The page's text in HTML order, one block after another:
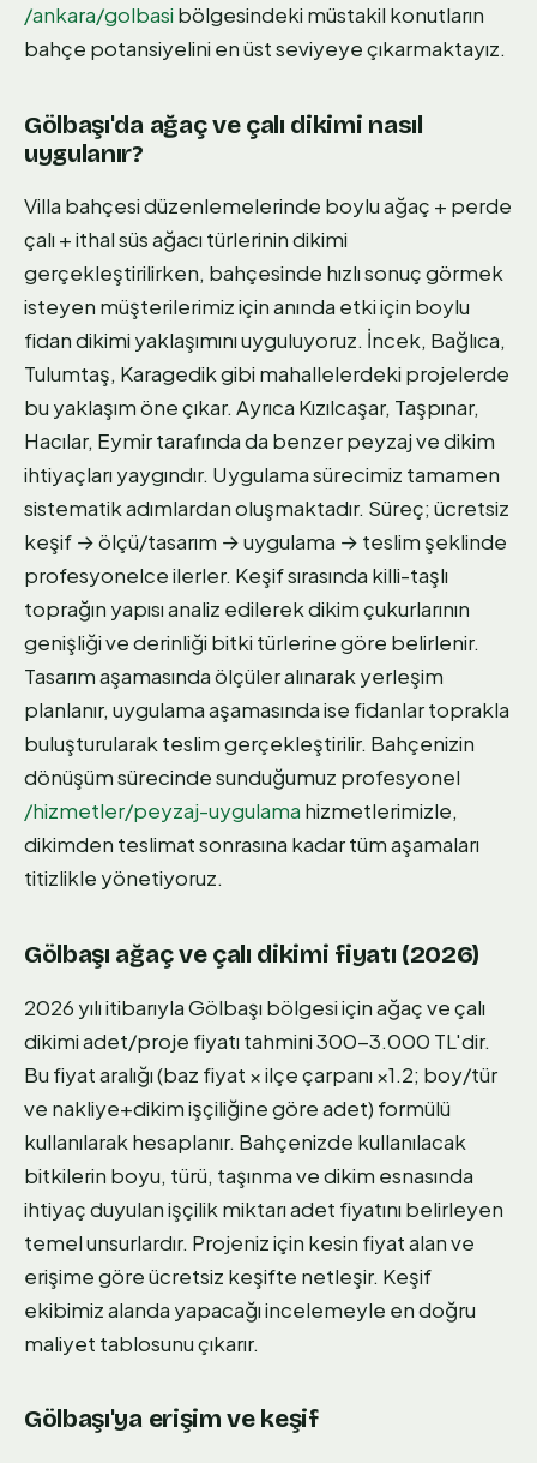
/ankara/golbasi bölgesindeki müstakil konutların
bahçe potansiyelini en üst seviyeye çıkarmaktayız.
Gölbaşı'da ağaç ve çalı dikimi nasıl
uygulanır?
Villa bahçesi düzenlemelerinde boylu ağaç + perde
çalı + ithal süs ağacı türlerinin dikimi
gerçekleştirilirken, bahçesinde hızlı sonuç görmek
isteyen müşterilerimiz için anında etki için boylu
fidan dikimi yaklaşımını uyguluyoruz. İncek, Bağlıca,
Tulumtaş, Karagedik gibi mahallelerdeki projelerde
bu yaklaşım öne çıkar. Ayrıca Kızılcaşar, Taşpınar,
Hacılar, Eymir tarafında da benzer peyzaj ve dikim
ihtiyaçları yaygındır. Uygulama sürecimiz tamamen
sistematik adımlardan oluşmaktadır. Süreç; ücretsiz
keşif → ölçü/tasarım → uygulama → teslim şeklinde
profesyonelce ilerler. Keşif sırasında killi-taşlı
toprağın yapısı analiz edilerek dikim çukurlarının
genişliği ve derinliği bitki türlerine göre belirlenir.
Tasarım aşamasında ölçüler alınarak yerleşim
planlanır, uygulama aşamasında ise fidanlar toprakla
buluşturularak teslim gerçekleştirilir. Bahçenizin
dönüşüm sürecinde sunduğumuz profesyonel
/hizmetler/peyzaj-uygulama hizmetlerimizle,
dikimden teslimat sonrasına kadar tüm aşamaları
titizlikle yönetiyoruz.
Gölbaşı ağaç ve çalı dikimi fiyatı (2026)
2026 yılı itibarıyla Gölbaşı bölgesi için ağaç ve çalı
dikimi adet/proje fiyatı tahmini 300-3.000 TL'dir.
Bu fiyat aralığı (baz fiyat × ilçe çarpanı ×1.2; boy/tür
ve nakliye+dikim işçiliğine göre adet) formülü
kullanılarak hesaplanır. Bahçenizde kullanılacak
bitkilerin boyu, türü, taşınma ve dikim esnasında
ihtiyaç duyulan işçilik miktarı adet fiyatını belirleyen
temel unsurlardır. Projeniz için kesin fiyat alan ve
erişime göre ücretsiz keşifte netleşir. Keşif
ekibimiz alanda yapacağı incelemeyle en doğru
maliyet tablosunu çıkarır.
Gölbaşı'ya erişim ve keşif